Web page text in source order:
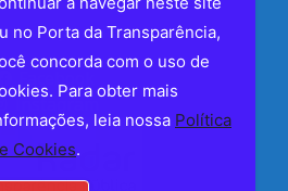
de Laranjal nas Redes Sociais
Facebook
Instagram
no Porta da Transparência,
concorda com o uso de
Para obter mais
leia nossa Política
Cookies.